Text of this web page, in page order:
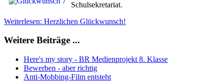
Schulsekretariat.
Weiterlesen: Herzlichen Glückwunsch!
Weitere Beiträge ...
Here's my story - BR Medienprojekt 8. Klasse
Bewerben - aber richtig
Anti-Mobbing-Film entsteht